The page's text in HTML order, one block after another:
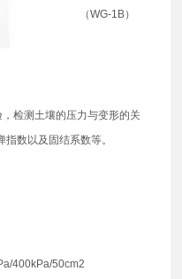
（WG-1B）
检测土壤的压力与变形的关
指数以及固结系数等。
400kPa/50cm2